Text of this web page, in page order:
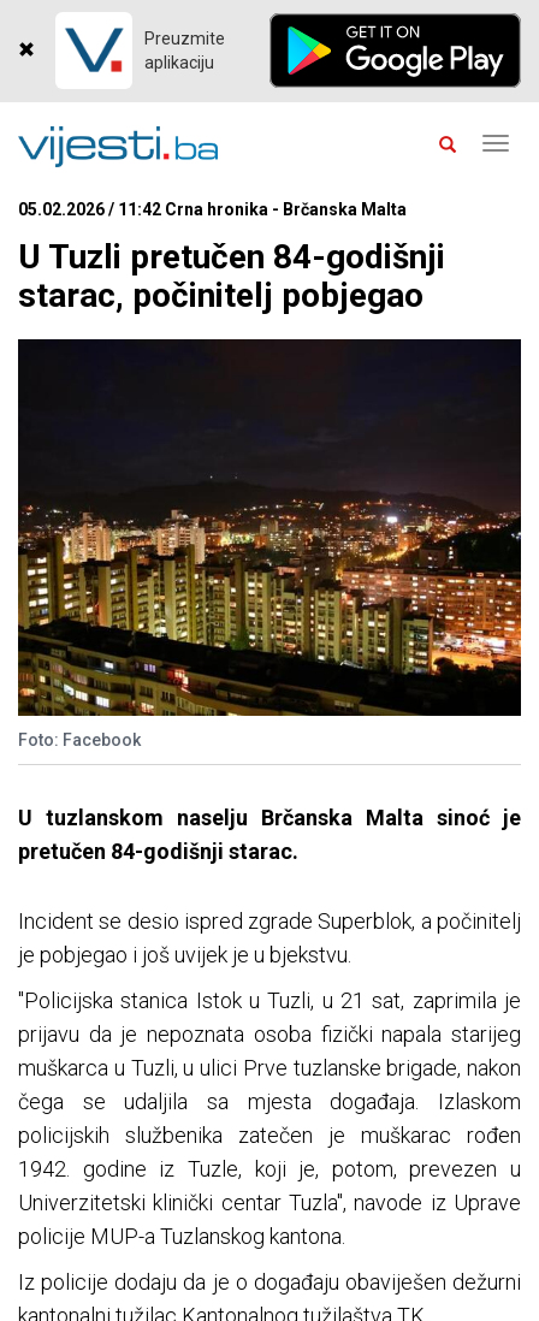
Preuzmite
aplikaciju
05.02.2026 / 11:42 Crna hronika - Brčanska Malta
U Tuzli pretučen 84-godišnji
starac, počinitelj pobjegao
Foto: Facebook
U tuzlanskom naselju Brčanska Malta sinoć je
pretučen 84-godišnji starac.
Incident se desio ispred zgrade Superblok, a počinitelj
je pobjegao i još uvijek je u bjekstvu.
"Policijska stanica Istok u Tuzli, u 21 sat, zaprimila je
prijavu da je nepoznata osoba fizički napala starijeg
muškarca u Tuzli, u ulici Prve tuzlanske brigade, nakon
čega se udaljila sa mjesta događaja. Izlaskom
policijskih službenika zatečen je muškarac rođen
1942. godine iz Tuzle, koji je, potom, prevezen u
Univerzitetski klinički centar Tuzla", navode iz Uprave
policije MUP-a Tuzlanskog kantona.
Iz policije dodaju da je o događaju obaviješen dežurni
kantonalni tužilac Kantonalnog tužilaštva TK.